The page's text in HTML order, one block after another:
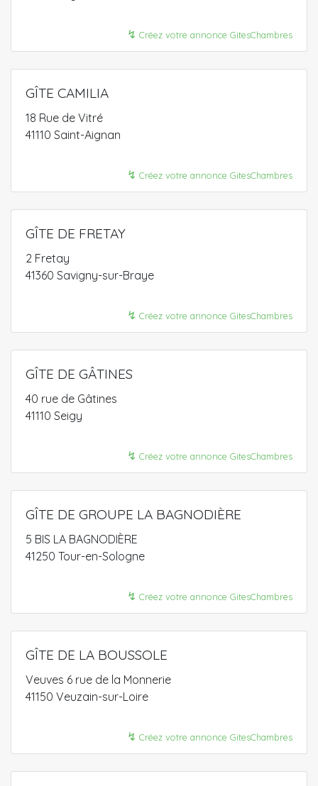
↯ Créez votre annonce GitesChambres
GÎTE CAMILIA
18 Rue de Vitré
41110 Saint-Aignan
↯ Créez votre annonce GitesChambres
GÎTE DE FRETAY
2 Fretay
41360 Savigny-sur-Braye
↯ Créez votre annonce GitesChambres
GÎTE DE GÂTINES
40 rue de Gâtines
41110 Seigy
↯ Créez votre annonce GitesChambres
GÎTE DE GROUPE LA BAGNODIÈRE
5 BIS LA BAGNODIÈRE
41250 Tour-en-Sologne
↯ Créez votre annonce GitesChambres
GÎTE DE LA BOUSSOLE
Veuves 6 rue de la Monnerie
41150 Veuzain-sur-Loire
↯ Créez votre annonce GitesChambres